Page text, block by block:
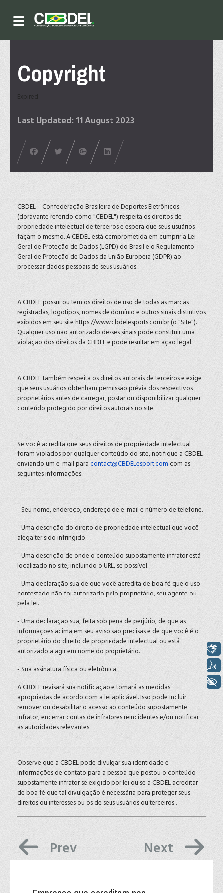
Copyright
Expired
Last Updated: 11 August 2023
CBDEL – Confederação Brasileira de Deportes Eletrônicos
(doravante referido como "CBDEL") respeita os direitos de
propriedade intelectual de terceiros e espera que seus usuários
façam o mesmo. A CBDEL está comprometida em cumprir a Lei
Geral de Proteção de Dados (LGPD) do Brasil e o Regulamento
Geral de Proteção de Dados da União Europeia (GDPR) ao
processar dados pessoais de seus usuários.
A CBDEL possui ou tem os direitos de uso de todas as marcas
registradas, logotipos, nomes de domínio e outros sinais distintivos
exibidos em seu site https://www.cbdelesports.com.br (o "Site").
Qualquer uso não autorizado desses sinais pode constituir uma
violação dos direitos da CBDEL e pode resultar em ação legal.
A CBDEL também respeita os direitos autorais de terceiros e exige
que seus usuários obtenham permissão prévia dos respectivos
proprietários antes de carregar, postar ou disponibilizar qualquer
conteúdo protegido por direitos autorais no site.
Se você acredita que seus direitos de propriedade intelectual
foram violados por qualquer conteúdo do site, notifique a CBDEL
enviando um e-mail paracontact@CBDELesport.com com as
seguintes informações:
- Seu nome, endereço, endereço de e-mail e número de telefone.
- Uma descrição do direito de propriedade intelectual que você
alega ter sido infringido.
- Uma descrição de onde o conteúdo supostamente infrator está
localizado no site, incluindo o URL, se possível.
- Uma declaração sua de que você acredita de boa fé que o uso
contestado não foi autorizado pelo proprietário, seu agente ou
pela lei.
- Uma declaração sua, feita sob pena de perjúrio, de que as
informações acima em seu aviso são precisas e de que você é o
proprietário do direito de propriedade intelectual ou está
autorizado a agir em nome do proprietário.
- Sua assinatura física ou eletrônica.
A CBDEL revisará sua notificação e tomará as medidas
apropriadas de acordo com a lei aplicável. Isso pode incluir
remover ou desabilitar o acesso ao conteúdo supostamente
infrator, encerrar contas de infratores reincidentes e/ou notificar
as autoridades relevantes.
Observe que a CBDEL pode divulgar sua identidade e
informações de contato para a pessoa que postou o conteúdo
supostamente infrator se exigido por lei ou se a CBDEL acreditar
de boa fé que tal divulgação é necessária para proteger seus
direitos ou interesses ou os de seus usuários ou terceiros .
Previous article: Disclaimer
Prev Next article:
Next
+ Acessibilidade